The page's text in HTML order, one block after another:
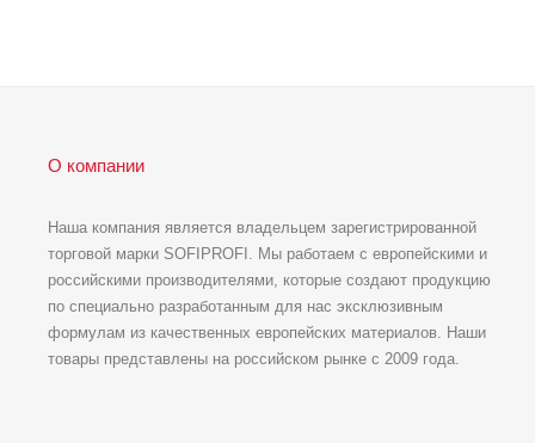
О компании
Наша компания является владельцем зарегистрированной
торговой марки SOFIPROFI. Мы работаем с европейскими и
российскими производителями, которые создают продукцию
по специально разработанным для нас эксклюзивным
формулам из качественных европейских материалов. Наши
товары представлены на российском рынке с 2009 года.